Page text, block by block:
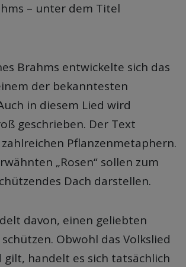
– unter dem Titel
Brahms entwickelte sich das
der bekanntesten
in diesem Lied wird
geschrieben. Der Text
Pflanzenmetaphern.
„Rosen“ sollen zum
Dach darstellen.
davon, einen geliebten
Obwohl das Volkslied
gilt, handelt es sich tatsächlich